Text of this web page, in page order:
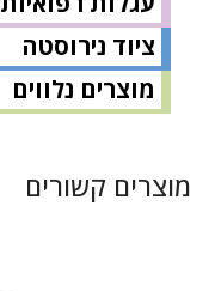
ציוד נירוסטה
מוצרים נלווים
מוצרים קשורים